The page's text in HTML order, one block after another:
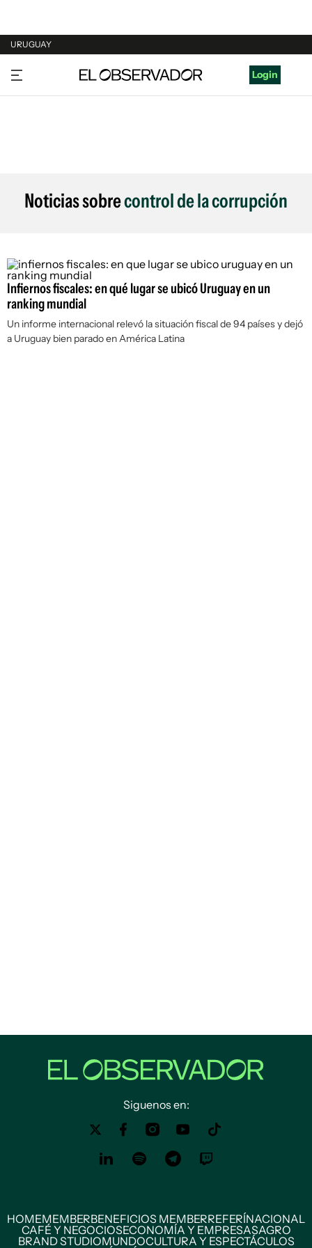
URUGUAY
URUGUAY
ARGENTINA
Login
Noticias sobrecontrol de la corrupción
Infiernos fiscales: en qué lugar se ubicó Uruguay en un
ranking mundial
Un informe internacional relevó la situación fiscal de 94 países y dejó
a Uruguay bien parado en América Latina
Siguenos en:
HOMEMEMBERBENEFICIOS MEMBERREFERÍNACIONAL
CAFÉ Y NEGOCIOSECONOMÍA Y EMPRESASAGRO
BRAND STUDIOMUNDOCULTURA Y ESPECTÁCULOS